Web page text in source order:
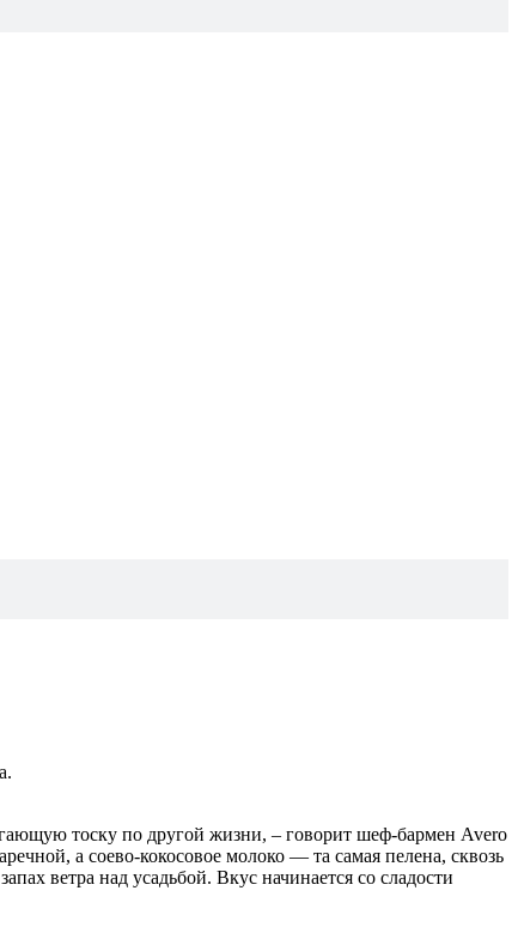
тоску по другой жизни, – говорит шеф-бармен Avero
а соево-кокосовое молоко — та самая пелена, сквозь
ветра над усадьбой. Вкус начинается со сладости